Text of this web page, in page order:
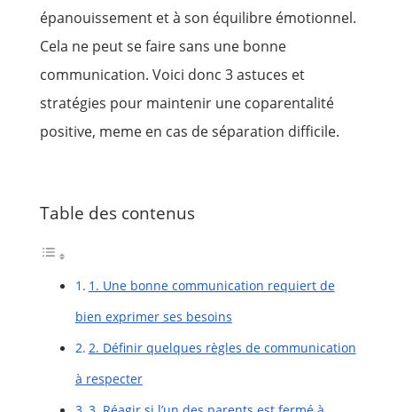
épanouissement et à son équilibre émotionnel.
Cela ne peut se faire sans une bonne
communication. Voici donc 3 astuces et
stratégies pour maintenir une coparentalité
positive, meme en cas de séparation difficile.
Table des contenus
1. Une bonne communication requiert de
bien exprimer ses besoins
2. Définir quelques règles de communication
à respecter